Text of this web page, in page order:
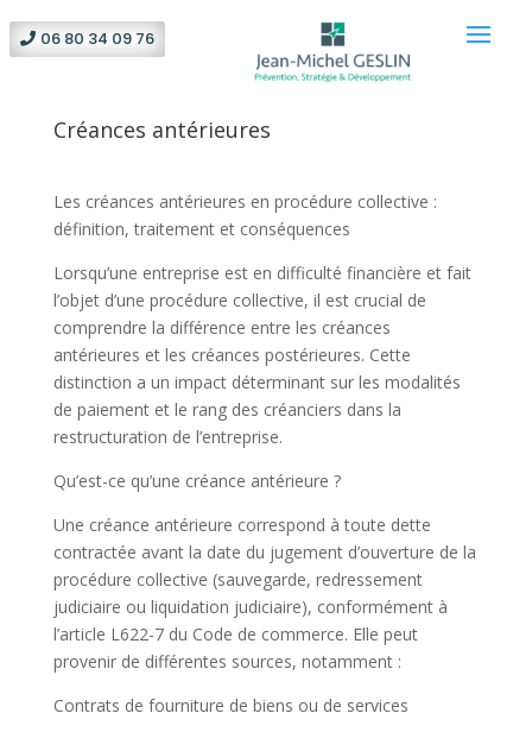
06 80 34 09 76
Créances antérieures
Les créances antérieures en procédure collective :
définition, traitement et conséquences
Lorsqu’une entreprise est en difficulté financière et fait
l’objet d’une procédure collective, il est crucial de
comprendre la différence entre les créances
antérieures et les créances postérieures. Cette
distinction a un impact déterminant sur les modalités
de paiement et le rang des créanciers dans la
restructuration de l’entreprise.
Qu’est-ce qu’une créance antérieure ?
Une créance antérieure correspond à toute dette
contractée avant la date du jugement d’ouverture de la
procédure collective (sauvegarde, redressement
judiciaire ou liquidation judiciaire), conformément à
l’article L622-7 du Code de commerce. Elle peut
provenir de différentes sources, notamment :
Contrats de fourniture de biens ou de services